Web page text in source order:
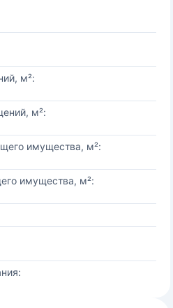
м²:
м²:
имущества, м²:
имущества, м²: